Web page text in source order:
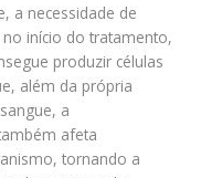
a necessidade de
início do tratamento,
produzir células
além da própria
a
afeta
tornando a